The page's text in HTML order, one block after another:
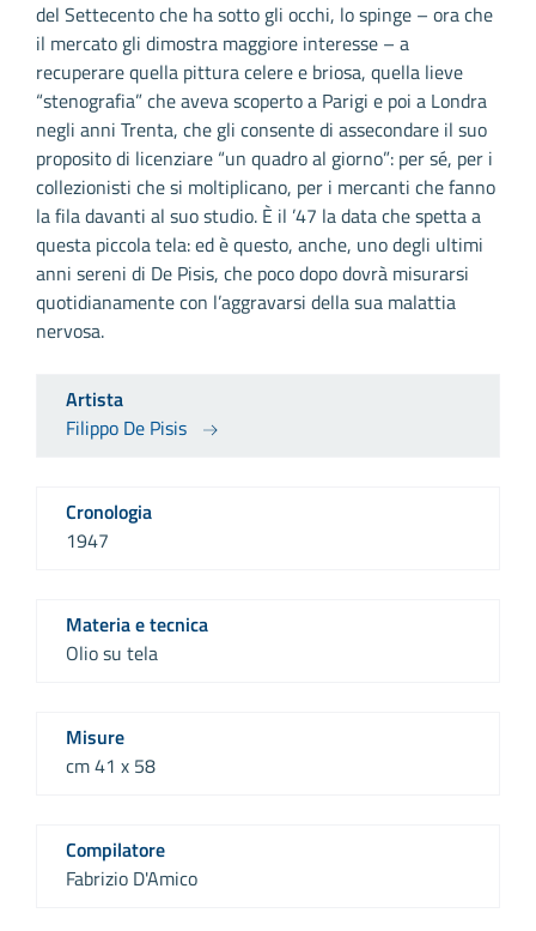
del Settecento che ha sotto gli occhi, lo spinge – ora che
il mercato gli dimostra maggiore interesse – a
recuperare quella pittura celere e briosa, quella lieve
“stenografia” che aveva scoperto a Parigi e poi a Londra
negli anni Trenta, che gli consente di assecondare il suo
proposito di licenziare “un quadro al giorno”: per sé, per i
collezionisti che si moltiplicano, per i mercanti che fanno
la fila davanti al suo studio. È il ’47 la data che spetta a
questa piccola tela: ed è questo, anche, uno degli ultimi
anni sereni di De Pisis, che poco dopo dovrà misurarsi
quotidianamente con l’aggravarsi della sua malattia
nervosa.
Artista
Filippo De Pisis
Cronologia
1947
Materia e tecnica
Olio su tela
Misure
cm 41 x 58
Compilatore
Fabrizio D'Amico